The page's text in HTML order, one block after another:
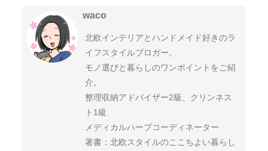
waco
北欧インテリアとハンドメイド好きのラ
イフスタイルブロガー。
モノ選びと暮らしのワンポイントをご紹
介。
整理収納アドバイザー2級、クリンネス
ト1級
メディカルハーブコーディネーター
著書：北欧スタイルのここちよい暮らし